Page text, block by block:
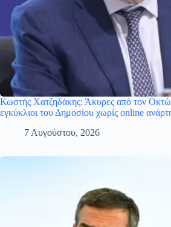
Κωστής Χατζηδάκης: Άκυρες από τον
εγκύκλιοι του Δημοσίου χωρίς online
7 Αυγούστου, 2026